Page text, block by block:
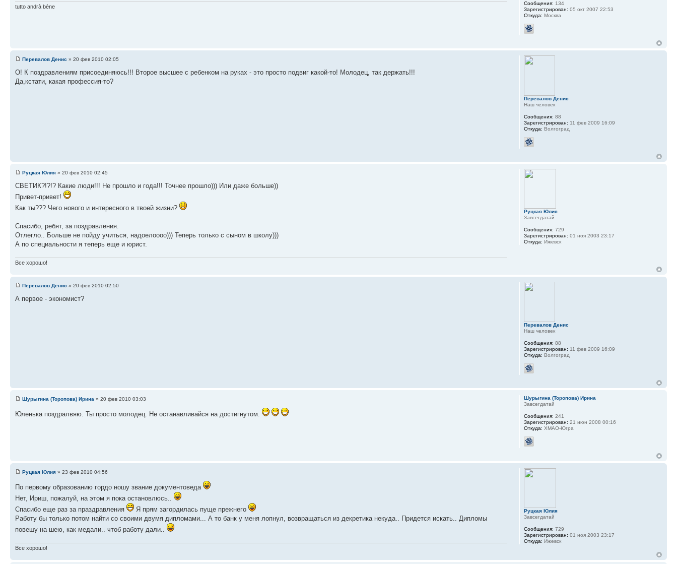
tutto andrà bène
Сообщения: 134
Зарегистрирован: 05 окт 2007 22:53
Откуда: Москва
Перевалов Денис » 20 фев 2010 02:05
О! К поздравлениям присоединяюсь!!! Второе высшее с ребенком на руках - это просто подвиг какой-то! Молодец, так держать!!!
Да,кстати, какая профессия-то?
Перевалов Денис
Наш человек
Сообщения: 88
Зарегистрирован: 11 фев 2009 16:09
Откуда: Волгоград
Руцкая Юлия » 20 фев 2010 02:45
СВЕТИК?!?!? Какие люди!!! Не прошло и года!!! Точнее прошло))) Или даже больше))
Привет-привет!
Как ты??? Чего нового и интересного в твоей жизни?
Спасибо, ребят, за поздравления.
Отлегло.. Больше не пойду учиться, надоелоооо))) Теперь только с сыном в школу)))
А по специальности я теперь еще и юрист.
Все хорошо!
Руцкая Юлия
Завсегдатай
Сообщения: 729
Зарегистрирован: 01 ноя 2003 23:17
Откуда: Ижевск
Перевалов Денис » 20 фев 2010 02:50
А первое - экономист?
Перевалов Денис
Наш человек
Сообщения: 88
Зарегистрирован: 11 фев 2009 16:09
Откуда: Волгоград
Шурыгина (Торопова) Ирина » 20 фев 2010 03:03
Юленька поздралвяю. Ты просто молодец. Не останавливайся на достигнутом.
Шурыгина (Торопова) Ирина
Завсегдатай
Сообщения: 241
Зарегистрирован: 21 июн 2008 00:16
Откуда: ХМАО-Югра
Руцкая Юлия » 23 фев 2010 04:56
По первому образованию гордо ношу звание документоведа
Нет, Ириш, пожалуй, на этом я пока остановлюсь..
Спасибо еще раз за праздравления
Я прям загордилась пуще прежнего
Работу бы только потом найти со своими двумя дипломами... А то банк у меня лопнул, возвращаться из декретика некуда.. Придется искать.. Дипломы
повешу на шею, как медали.. чтоб работу дали..
Все хорошо!
Руцкая Юлия
Завсегдатай
Сообщения: 729
Зарегистрирован: 01 ноя 2003 23:17
Откуда: Ижевск